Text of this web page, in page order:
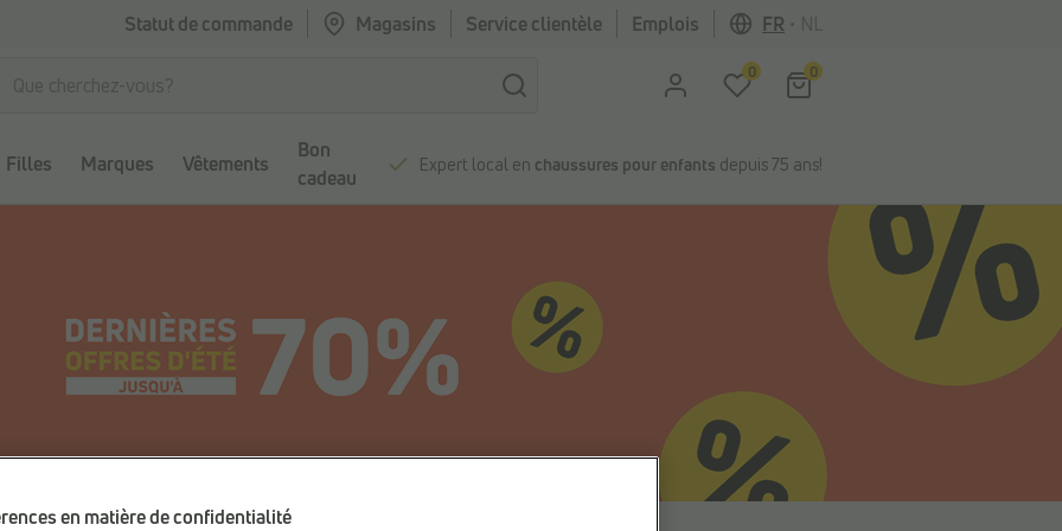
Statut de commande Magasins Service clientèle Emplois FR
0 0
Filles Marques Vêtements
Bon
cadeau
Expert local en chaussures pour enfants depuis 75 ans!
en matière de confidentialité